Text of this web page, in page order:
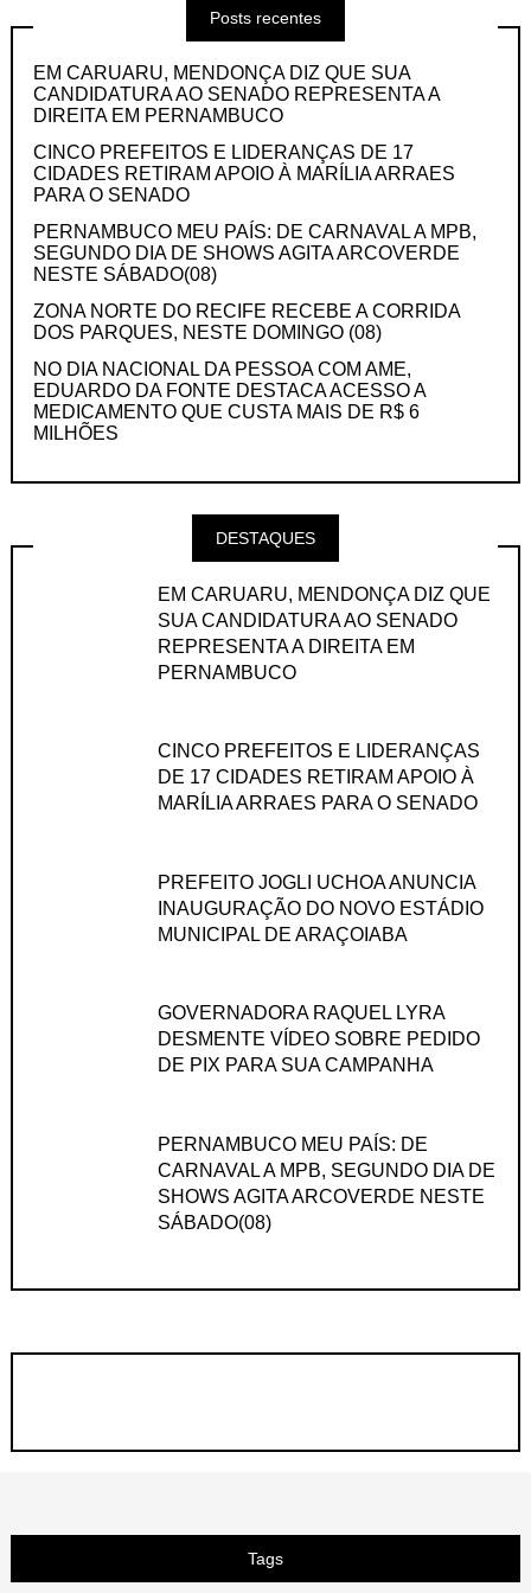
Posts recentes
EM CARUARU, MENDONÇA DIZ QUE SUA
CANDIDATURA AO SENADO REPRESENTA A
DIREITA EM PERNAMBUCO
CINCO PREFEITOS E LIDERANÇAS DE 17
CIDADES RETIRAM APOIO À MARÍLIA ARRAES
PARA O SENADO
PERNAMBUCO MEU PAÍS: DE CARNAVAL A MPB,
SEGUNDO DIA DE SHOWS AGITA ARCOVERDE
NESTE SÁBADO(08)
ZONA NORTE DO RECIFE RECEBE A CORRIDA
DOS PARQUES, NESTE DOMINGO (08)
NO DIA NACIONAL DA PESSOA COM AME,
EDUARDO DA FONTE DESTACA ACESSO A
MEDICAMENTO QUE CUSTA MAIS DE R$ 6
MILHÕES
DESTAQUES
EM CARUARU, MENDONÇA DIZ QUE
SUA CANDIDATURA AO SENADO
REPRESENTA A DIREITA EM
PERNAMBUCO
CINCO PREFEITOS E LIDERANÇAS
DE 17 CIDADES RETIRAM APOIO À
MARÍLIA ARRAES PARA O SENADO
PREFEITO JOGLI UCHOA ANUNCIA
INAUGURAÇÃO DO NOVO ESTÁDIO
MUNICIPAL DE ARAÇOIABA
GOVERNADORA RAQUEL LYRA
DESMENTE VÍDEO SOBRE PEDIDO
DE PIX PARA SUA CAMPANHA
PERNAMBUCO MEU PAÍS: DE
CARNAVAL A MPB, SEGUNDO DIA DE
SHOWS AGITA ARCOVERDE NESTE
SÁBADO(08)
Tags